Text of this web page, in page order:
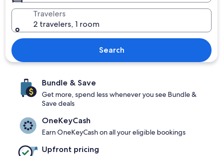
Travelers
2 travelers, 1 room
Search
Bundle & Save
Get more, spend less whenever you see Bundle &
Save deals
OneKeyCash
Earn OneKeyCash on all your eligible bookings
Upfront pricing